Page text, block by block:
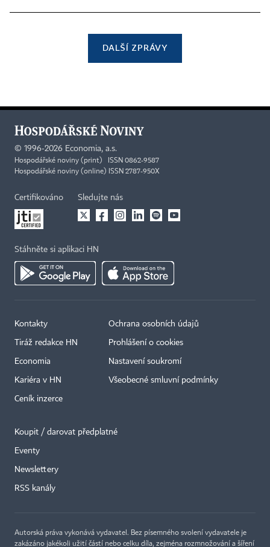
DALŠÍ ZPRÁVY
© 1996-2026 Economia, a.s.
Hospodářské noviny (print) ISSN 0862-9587
Hospodářské noviny (online) ISSN 2787-950X
Certifikováno Sledujte nás
Stáhněte si aplikaci HN
Kontakty
Tiráž redakce HN
Economia
Kariéra v HN
Ceník inzerce
Ochrana osobních údajů
Prohlášení o cookies
Nastavení soukromí
Všeobecné smluvní podmínky
Koupit / darovat předplatné
Eventy
Newslettery
RSS kanály
Autorská práva vykonává vydavatel. Bez písemného svolení vydavatele je
zakázáno jakékoli užití částí nebo celku díla, zejména rozmnožování a šíření